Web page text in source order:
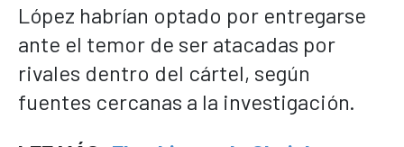
López habrían optado por entregarse
ante el temor de ser atacadas por
rivales dentro del cártel, según
fuentes cercanas a la investigación.